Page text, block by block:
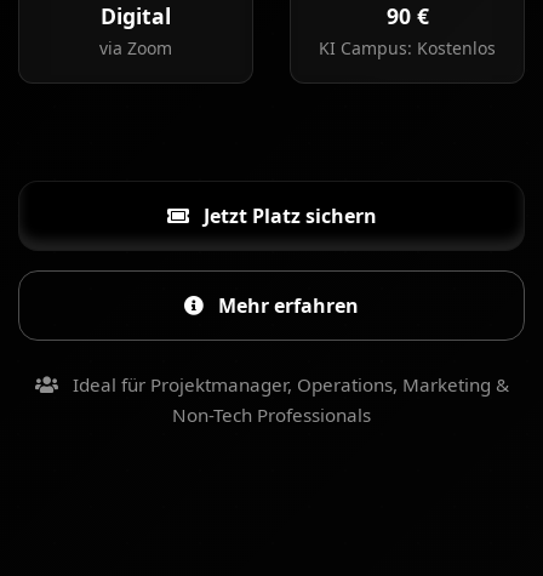
Digital
via Zoom
90 €
KI Campus: Kostenlos
Jetzt Platz sichern
Mehr erfahren
Ideal für Projektmanager, Operations, Marketing &
Non-Tech Professionals